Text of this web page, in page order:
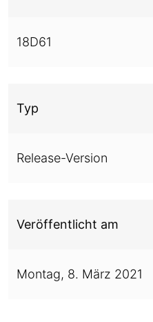
18D61
Typ
Release-Version
Veröffentlicht am
Montag, 8. März 2021